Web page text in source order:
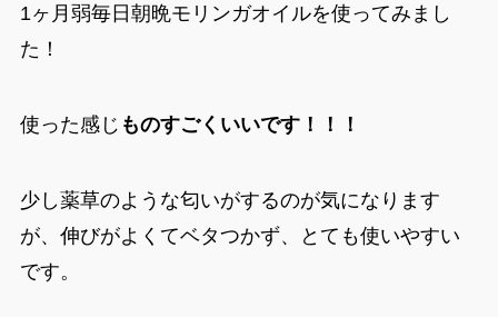
1ヶ月弱毎日朝晩モリンガオイルを使ってみまし
た！
使った感じ ものすごくいいです！！！
少し薬草のような匂いがするのが気になります
が、伸びがよくてベタつかず、とても使いやすい
です。